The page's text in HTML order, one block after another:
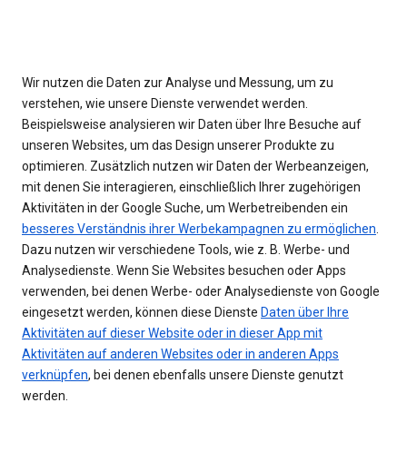
Wir nutzen die Daten zur Analyse und Messung, um zu
verstehen, wie unsere Dienste verwendet werden.
Beispielsweise analysieren wir Daten über Ihre Besuche auf
unseren Websites, um das Design unserer Produkte zu
optimieren. Zusätzlich nutzen wir Daten der Werbeanzeigen,
mit denen Sie interagieren, einschließlich Ihrer zugehörigen
Aktivitäten in der Google Suche, um Werbetreibenden ein
besseres Verständnis ihrer Werbekampagnen zu ermöglichen.
Dazu nutzen wir verschiedene Tools, wie z. B. Werbe- und
Analysedienste. Wenn Sie Websites besuchen oder Apps
verwenden, bei denen Werbe- oder Analysedienste von Google
eingesetzt werden, können diese Dienste Daten über Ihre
Aktivitäten auf dieser Website oder in dieser App mit
Aktivitäten auf anderen Websites oder in anderen Apps
verknüpfen, bei denen ebenfalls unsere Dienste genutzt
werden.